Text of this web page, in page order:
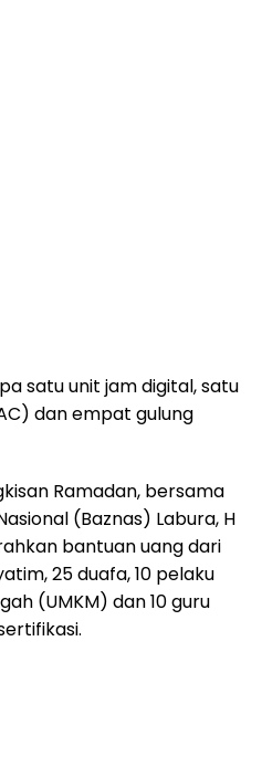
satu unit jam digital, satu
dan empat gulung
Ramadan, bersama
(Baznas) Labura, H
bantuan uang dari
25 duafa, 10 pelaku
(UMKM) dan 10 guru